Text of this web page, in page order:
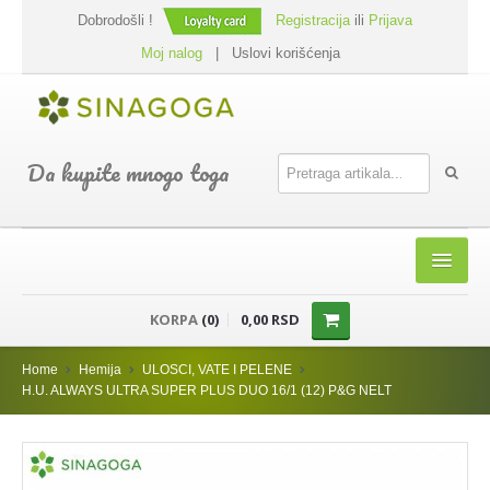
Dobrodošli ! Registracijaili Prijava
Moj nalog
Uslovi korišćenja
Da kupite mnogo toga
SHOP
PREHRANA
DODACI JELIMA
KORPA (0) 0,00 RSD
Home Hemija
ULOSCI, VATE I PELENE
H.U. ALWAYS ULTRA SUPER PLUS DUO 16/1 (12) P&G NELT